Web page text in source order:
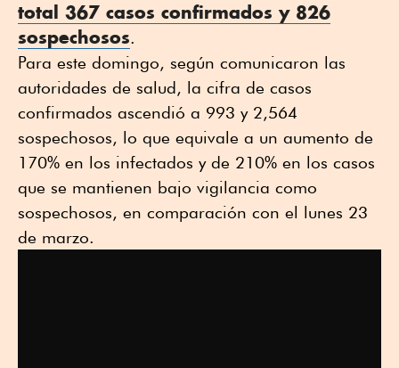
total 367 casos confirmados y 826
sospechosos.
Para este domingo, según comunicaron las
autoridades de salud, la cifra de casos
confirmados ascendió a 993 y 2,564
sospechosos, lo que equivale a un aumento de
170% en los infectados y de 210% en los casos
que se mantienen bajo vigilancia como
sospechosos, en comparación con el lunes 23
de marzo.